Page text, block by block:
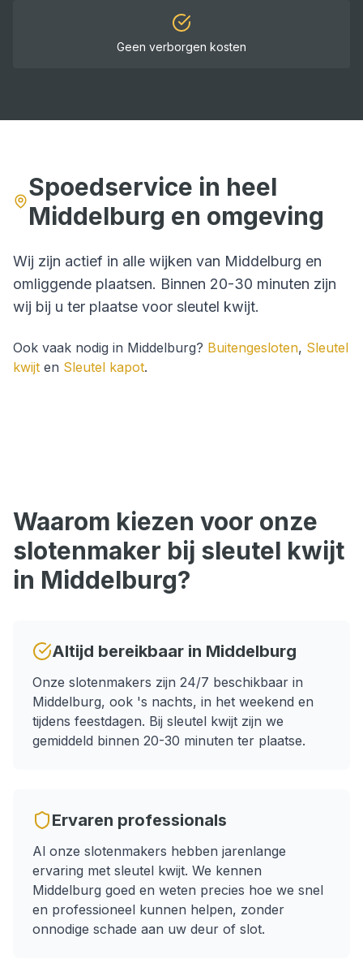
Geen verborgen kosten
Spoedservice in heel
Middelburg en omgeving
Wij zijn actief in alle wijken van Middelburg en
omliggende plaatsen. Binnen 20-30 minuten zijn
wij bij u ter plaatse voor sleutel kwijt.
Ook vaak nodig in Middelburg? Buitengesloten, Sleutel
kwijt en Sleutel kapot.
Waarom kiezen voor onze
slotenmaker bij sleutel kwijt
in Middelburg?
Altijd bereikbaar in Middelburg
Onze slotenmakers zijn 24/7 beschikbaar in
Middelburg, ook 's nachts, in het weekend en
tijdens feestdagen. Bij sleutel kwijt zijn we
gemiddeld binnen 20-30 minuten ter plaatse.
Ervaren professionals
Al onze slotenmakers hebben jarenlange
ervaring met sleutel kwijt. We kennen
Middelburg goed en weten precies hoe we snel
en professioneel kunnen helpen, zonder
onnodige schade aan uw deur of slot.